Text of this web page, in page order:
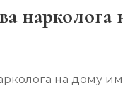
нарколога
на дому